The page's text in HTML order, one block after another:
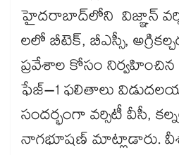
హైదరాబాద్‌‌‌‌లోని విజ్ఞాన్
లలో బీటెక్, బీఎస్సీ,
ప్రవేశాల కోసం
ఫేజ్–1 ఫలితాలు
సందర్భంగా వర్సిటీ వీసీ,
నాగభూషణ్ మాట్లాడారు.